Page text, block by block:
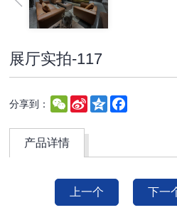
展厅实拍-117
分享到： WeChat
Sina
Weibo
Qzone
产品详情
上一个 下一